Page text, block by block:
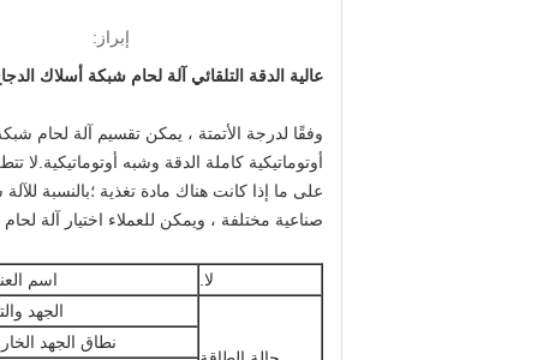
إبراز:
عالية الدقة التلقائي آلة لحام شبكة أسلاك
وفقًا لدرجة الأتمتة ، يمكن تقسيم آلة لحام
أوتوماتيكية كاملة الدقة وشبه أوتوماتيكية.لا
على ما إذا كانت هناك مادة تغذية ؛بالنسبة
صناعية مختلفة ، ويمكن للعملاء اختيار آلة لحام
لا. اسم
الجهد
نطاق الجهد